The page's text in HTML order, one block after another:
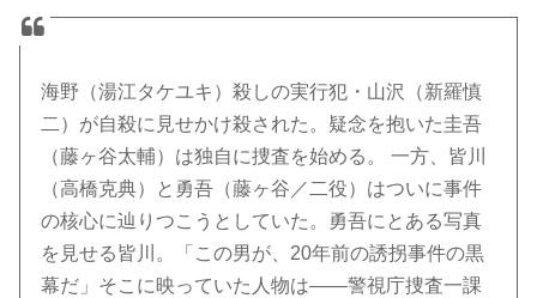
海野（湯江タケユキ）殺しの実行犯・山沢（新羅慎
二）が自殺に見せかけ殺された。疑念を抱いた圭吾
（藤ヶ谷太輔）は独自に捜査を始める。 一方、皆川
（高橋克典）と勇吾（藤ヶ谷／二役）はついに事件
の核心に辿りつこうとしていた。勇吾にとある写真
を見せる皆川。「この男が、20年前の誘拐事件の黒
幕だ」そこに映っていた人物は――警視庁捜査一課